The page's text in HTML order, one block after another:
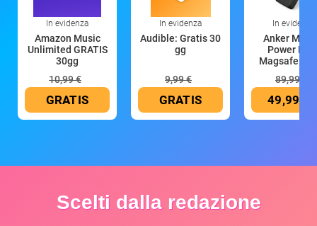
In evidenza
Amazon Music
Unlimited GRATIS
30gg
10,99 €
GRATIS
In evidenza
Audible: Gratis 30
gg
9,99 €
GRATIS
In evidenza
Anker
Power
Magsafe
89,99 €
49,99 €
Scelti dalla redazione